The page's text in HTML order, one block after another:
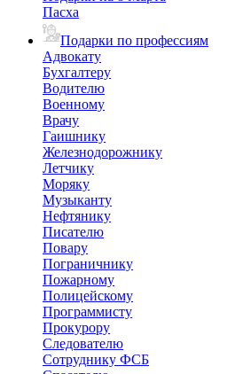
Пасха
Подарки по профессиям
Адвокату
Бухгалтеру
Водителю
Военному
Врачу
Гаишнику
Железнодорожнику
Летчику
Моряку
Музыканту
Нефтянику
Писателю
Повару
Пограничнику
Пожарному
Полицейскому
Программисту
Прокурору
Следователю
Сотруднику ФСБ